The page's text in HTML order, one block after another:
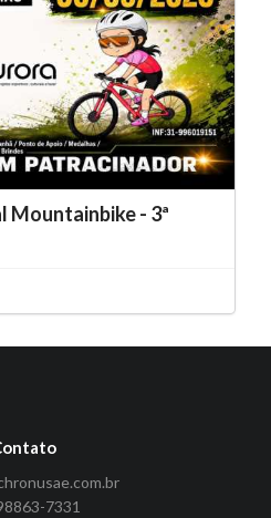
Mountainbike - 3ª
7331